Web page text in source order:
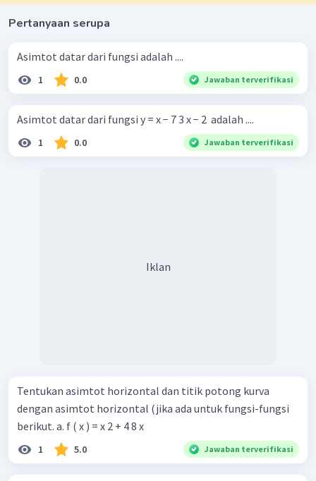
Pertanyaan serupa
Asimtot datar dari fungsi adalah ....
1 0.0 Jawaban terverifikasi
Asimtot datar dari fungsi y = x − 7 3 x − 2 ​ adalah ....
1 0.0 Jawaban terverifikasi
Iklan
Tentukan asimtot horizontal dan titik potong kurva
dengan asimtot horizontal (jika ada untuk fungsi-fungsi
berikut. a. f ( x ) = x 2 + 4 8 x ​
1 5.0 Jawaban terverifikasi